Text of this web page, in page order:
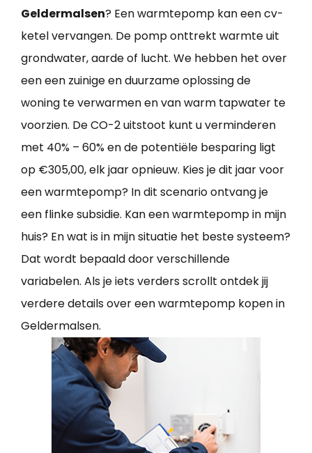
Geldermalsen? Een warmtepomp kan een cv-
ketel vervangen. De pomp onttrekt warmte uit
grondwater, aarde of lucht. We hebben het over
een een zuinige en duurzame oplossing de
woning te verwarmen en van warm tapwater te
voorzien. De CO-2 uitstoot kunt u verminderen
met 40% – 60% en de potentiële besparing ligt
op €305,00, elk jaar opnieuw. Kies je dit jaar voor
een warmtepomp? In dit scenario ontvang je
een flinke subsidie. Kan een warmtepomp in mijn
huis? En wat is in mijn situatie het beste systeem?
Dat wordt bepaald door verschillende
variabelen. Als je iets verders scrollt ontdek jij
verdere details over een warmtepomp kopen in
Geldermalsen.